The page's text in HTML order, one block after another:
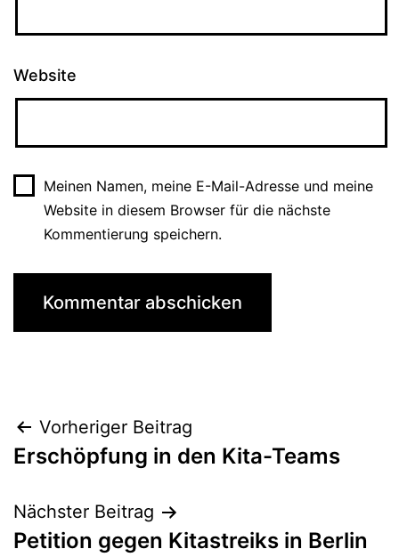
Website
Meinen Namen, meine E-Mail-Adresse und meine
Website in diesem Browser für die nächste
Kommentierung speichern.
Beitragsnavigation
Vorheriger Beitrag
Erschöpfung in den Kita-Teams
Nächster Beitrag
Petition gegen Kitastreiks in Berlin